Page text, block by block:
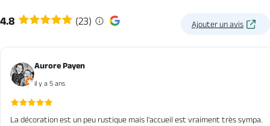
4.8 (23) Ajouter un avis
Aurore Payen
il y a 5 ans
La décoration est un peu rustique mais l'accueil est vraiment très sympa.